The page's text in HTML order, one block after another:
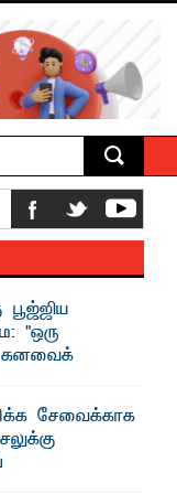
பூஜ்ஜிய
"ஒரு
–
உபவேந்தர்
மாணவியின்
என்ற
சேவைக்காக